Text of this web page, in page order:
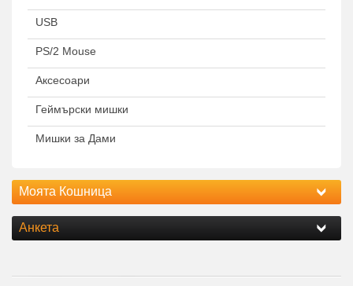
USB
PS/2 Mouse
Аксесоари
Геймърски мишки
Мишки за Дами
Моята Кошница
Анкета